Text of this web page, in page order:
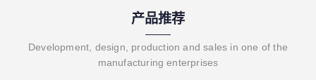
产品推荐
Development, design, production and sales in one of the
manufacturing enterprises